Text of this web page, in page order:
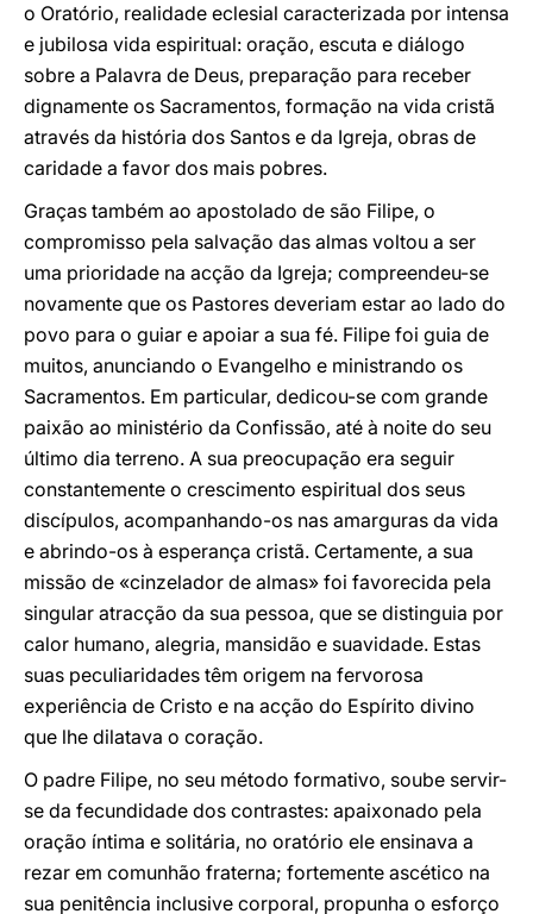
o Oratório, realidade eclesial caracterizada por intensa
e jubilosa vida espiritual: oração, escuta e diálogo
sobre a Palavra de Deus, preparação para receber
dignamente os Sacramentos, formação na vida cristã
através da história dos Santos e da Igreja, obras de
caridade a favor dos mais pobres.
Graças também ao apostolado de são Filipe, o
compromisso pela salvação das almas voltou a ser
uma prioridade na acção da Igreja; compreendeu-se
novamente que os Pastores deveriam estar ao lado do
povo para o guiar e apoiar a sua fé. Filipe foi guia de
muitos, anunciando o Evangelho e ministrando os
Sacramentos. Em particular, dedicou-se com grande
paixão ao ministério da Confissão, até à noite do seu
último dia terreno. A sua preocupação era seguir
constantemente o crescimento espiritual dos seus
discípulos, acompanhando-os nas amarguras da vida
e abrindo-os à esperança cristã. Certamente, a sua
missão de «cinzelador de almas» foi favorecida pela
singular atracção da sua pessoa, que se distinguia por
calor humano, alegria, mansidão e suavidade. Estas
suas peculiaridades têm origem na fervorosa
experiência de Cristo e na acção do Espírito divino
que lhe dilatava o coração.
O padre Filipe, no seu método formativo, soube servir-
se da fecundidade dos contrastes: apaixonado pela
oração íntima e solitária, no oratório ele ensinava a
rezar em comunhão fraterna; fortemente ascético na
sua penitência inclusive corporal, propunha o esforço